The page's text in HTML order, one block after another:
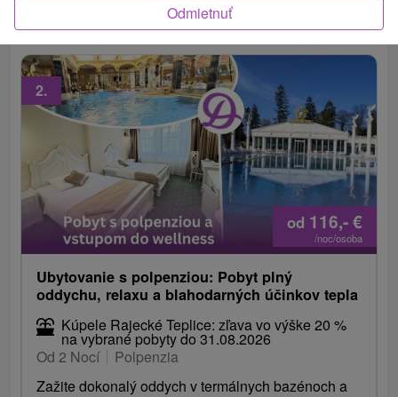
animácie v detskom kútiku.
od 116,-€
/noc/osoba
2.
Ubytovanie s polpenziou: Pobyt plný
oddychu, relaxu a blahodarných účinkov tepla
Kúpele Rajecké Teplice: zľava vo výške 20 %
na vybrané pobyty do 31.08.2026
Od 2 Nocí
Polpenzia
Zažite dokonalý oddych v termálnych bazénoch a
Odmietnuť